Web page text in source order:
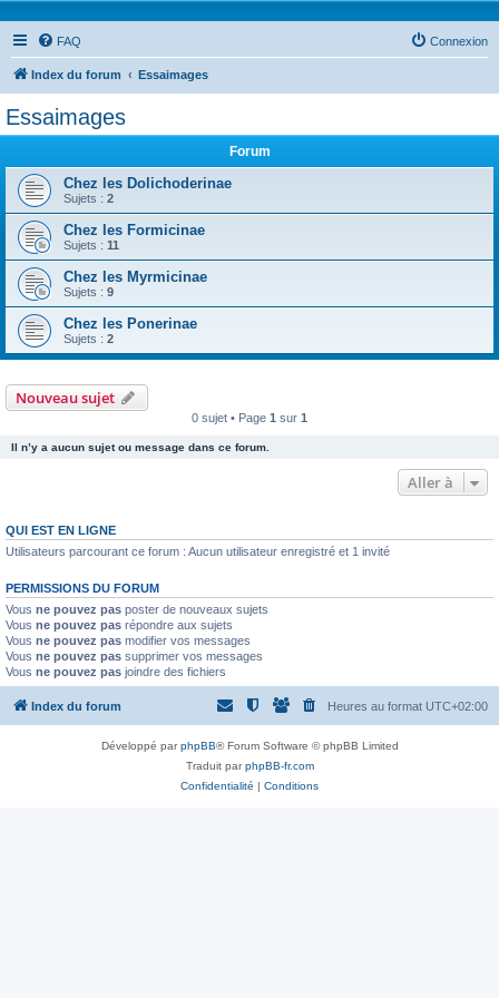
FAQ Connexion
Index du forum Essaimages
Essaimages
Forum
Chez les Dolichoderinae
Sujets : 2
Chez les Formicinae
Sujets : 11
Chez les Myrmicinae
Sujets : 9
Chez les Ponerinae
Sujets : 2
Nouveau sujet
0 sujet • Page 1 sur 1
Il n’y a aucun sujet ou message dans ce forum.
Aller à
QUI EST EN LIGNE
Utilisateurs parcourant ce forum : Aucun utilisateur enregistré et 1 invité
PERMISSIONS DU FORUM
Vous ne pouvez pas poster de nouveaux sujets
Vous ne pouvez pas répondre aux sujets
Vous ne pouvez pas modifier vos messages
Vous ne pouvez pas supprimer vos messages
Vous ne pouvez pas joindre des fichiers
Index du forum Heures au format UTC+02:00
Développé parphpBB® Forum Software © phpBB Limited
Traduit parphpBB-fr.com
Confidentialité | Conditions